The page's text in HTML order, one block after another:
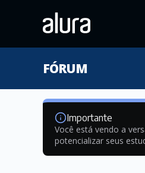
FÓRUM
Importante
Você está vendo a
potencializar seus